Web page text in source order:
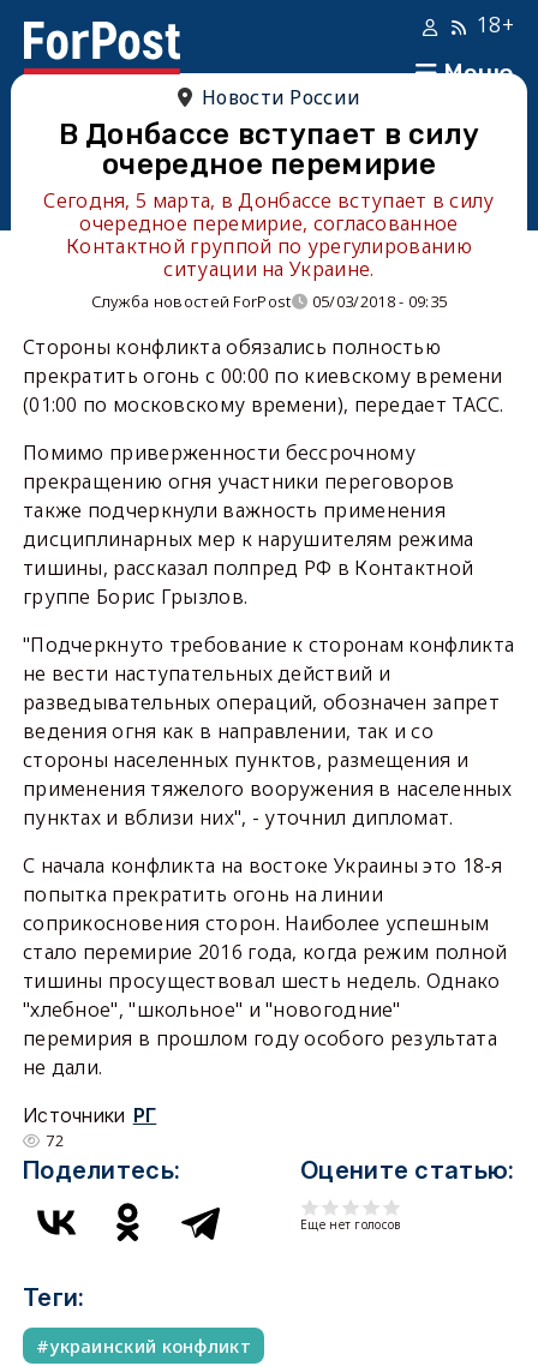
Меню
18+
Новости России
В Донбассе вступает в силу
очередное перемирие
Сегодня, 5 марта, в Донбассе вступает в силу
очередное перемирие, согласованное
Контактной группой по урегулированию
ситуации на Украине.
Служба новостей ForPost 05/03/2018 - 09:35
Стороны конфликта обязались полностью
прекратить огонь с 00:00 по киевскому времени
(01:00 по московскому времени), передает ТАСС.
Помимо приверженности бессрочному
прекращению огня участники переговоров
также подчеркнули важность применения
дисциплинарных мер к нарушителям режима
тишины, рассказал полпред РФ в Контактной
группе Борис Грызлов.
"Подчеркнуто требование к сторонам конфликта
не вести наступательных действий и
разведывательных операций, обозначен запрет
ведения огня как в направлении, так и со
стороны населенных пунктов, размещения и
применения тяжелого вооружения в населенных
пунктах и вблизи них", - уточнил дипломат.
С начала конфликта на востоке Украины это 18-я
попытка прекратить огонь на линии
соприкосновения сторон. Наиболее успешным
стало перемирие 2016 года, когда режим полной
тишины просуществовал шесть недель. Однако
"хлебное", "школьное" и "новогодние"
перемирия в прошлом году особого результата
не дали.
Источники РГ
72
Поделитесь: Оцените статью:
Еще нет голосов
Теги:
украинский конфликт